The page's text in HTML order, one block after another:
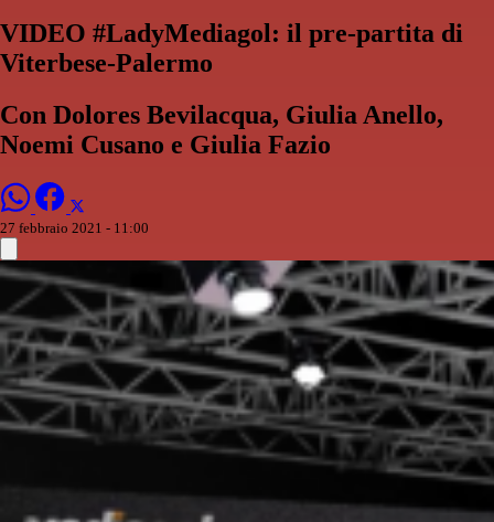
VIDEO #LadyMediagol: il pre-partita di
Viterbese-Palermo
Con Dolores Bevilacqua, Giulia Anello,
Noemi Cusano e Giulia Fazio
27 febbraio 2021 - 11:00